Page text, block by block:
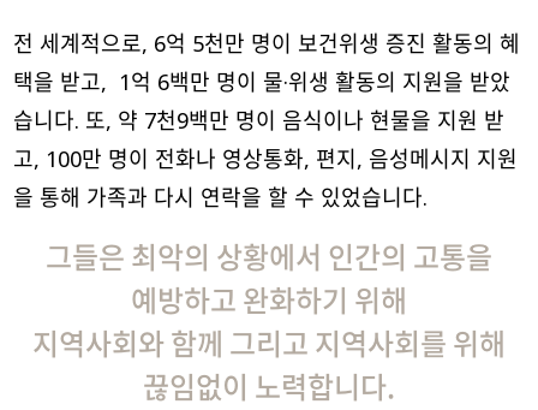
전 세계적으로, 6억 5천만 명이 보건위생 증진 활동의 혜
택을 받고, 1억 6백만 명이 물·위생 활동의 지원을 받았
습니다. 또, 약 7천9백만 명이 음식이나 현물을 지원 받
고, 100만 명이 전화나 영상통화, 편지, 음성메시지 지원
을 통해 가족과 다시 연락을 할 수 있었습니다.
그들은최악의 상황에서 인간의 고통을
예방하고 완화하기 위해
지역사회와 함께 그리고 지역사회를 위해
끊임없이 노력합니다.